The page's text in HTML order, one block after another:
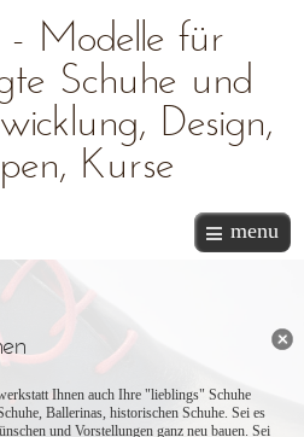
- Modelle für
Schuhe und
Design,
Kurse
menu
Ihnen auch Ihre "lieblings" Schuhe
Ballerinas, historischen Schuhe. Sei es
und Vorstellungen ganz neu bauen. Sei